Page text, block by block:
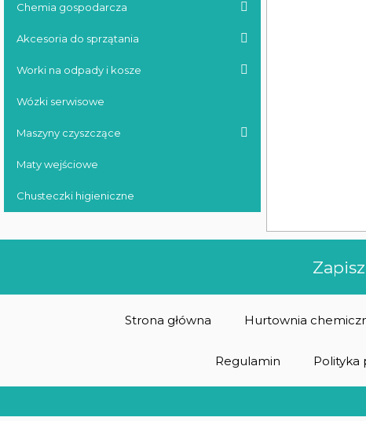
Chemia gospodarcza
Akcesoria do sprzątania
Worki na odpady i kosze
Wózki serwisowe
Maszyny czyszczące
Maty wejściowe
Chusteczki higieniczne
Strona główna Hurtownia
Regulamin Polityka